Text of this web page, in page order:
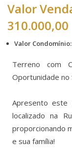
Valor
310.000,00
Valor
Terreno com
Oportunidade no
Apresento este
localizado na
proporcionando
e sua família!